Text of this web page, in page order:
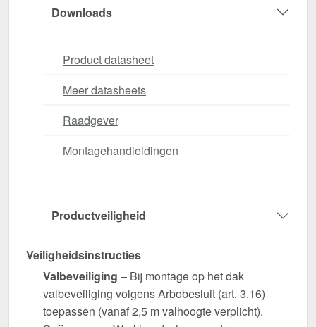
Downloads
Product datasheet
Meer datasheets
Raadgever
Montagehandleidingen
Productveiligheid
Veiligheidsinstructies
Valbeveiliging – Bij montage op het dak
valbeveiliging volgens Arbobesluit (art. 3.16)
toepassen (vanaf 2,5 m valhoogte verplicht).